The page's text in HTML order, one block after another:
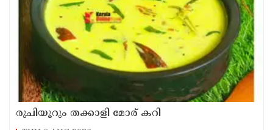
രുചിയൂറും തക്കാളി മോര് കറി